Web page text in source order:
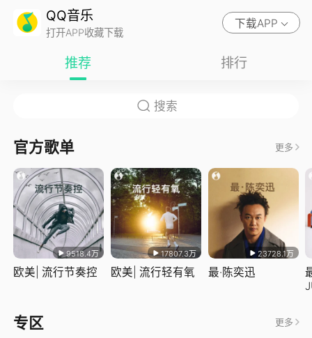
QQ音乐
打开APP收藏下载
下载APP
推荐 排行
官方歌单 更多
9518.4万
欧美| 流行节奏控
17807.3万
欧美| 流行轻有氧
23728.1万
最·陈奕迅
专区 更多